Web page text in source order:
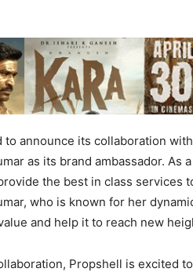
to announce its collaboration
as its brand ambassador. As
the best in class services
who is known for her
and help it to reach new
Propshell is excited